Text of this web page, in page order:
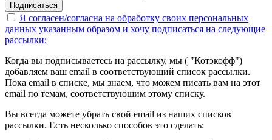
Подписаться
Я согласен/согласна на обработку своих персональных
данных указанным образом и хочу подписаться на следующие
рассылки:
Когда вы подписываетесь на рассылку, мы ( "Котэкофф")
добавляем ваш email в соответствующий список рассылки.
Пока email в списке, мы знаем, что можем писать вам на этот
email по темам, соответствующим этому списку.
Вы всегда можете убрать свой email из наших списков
рассылки. Есть несколько способов это сделать: